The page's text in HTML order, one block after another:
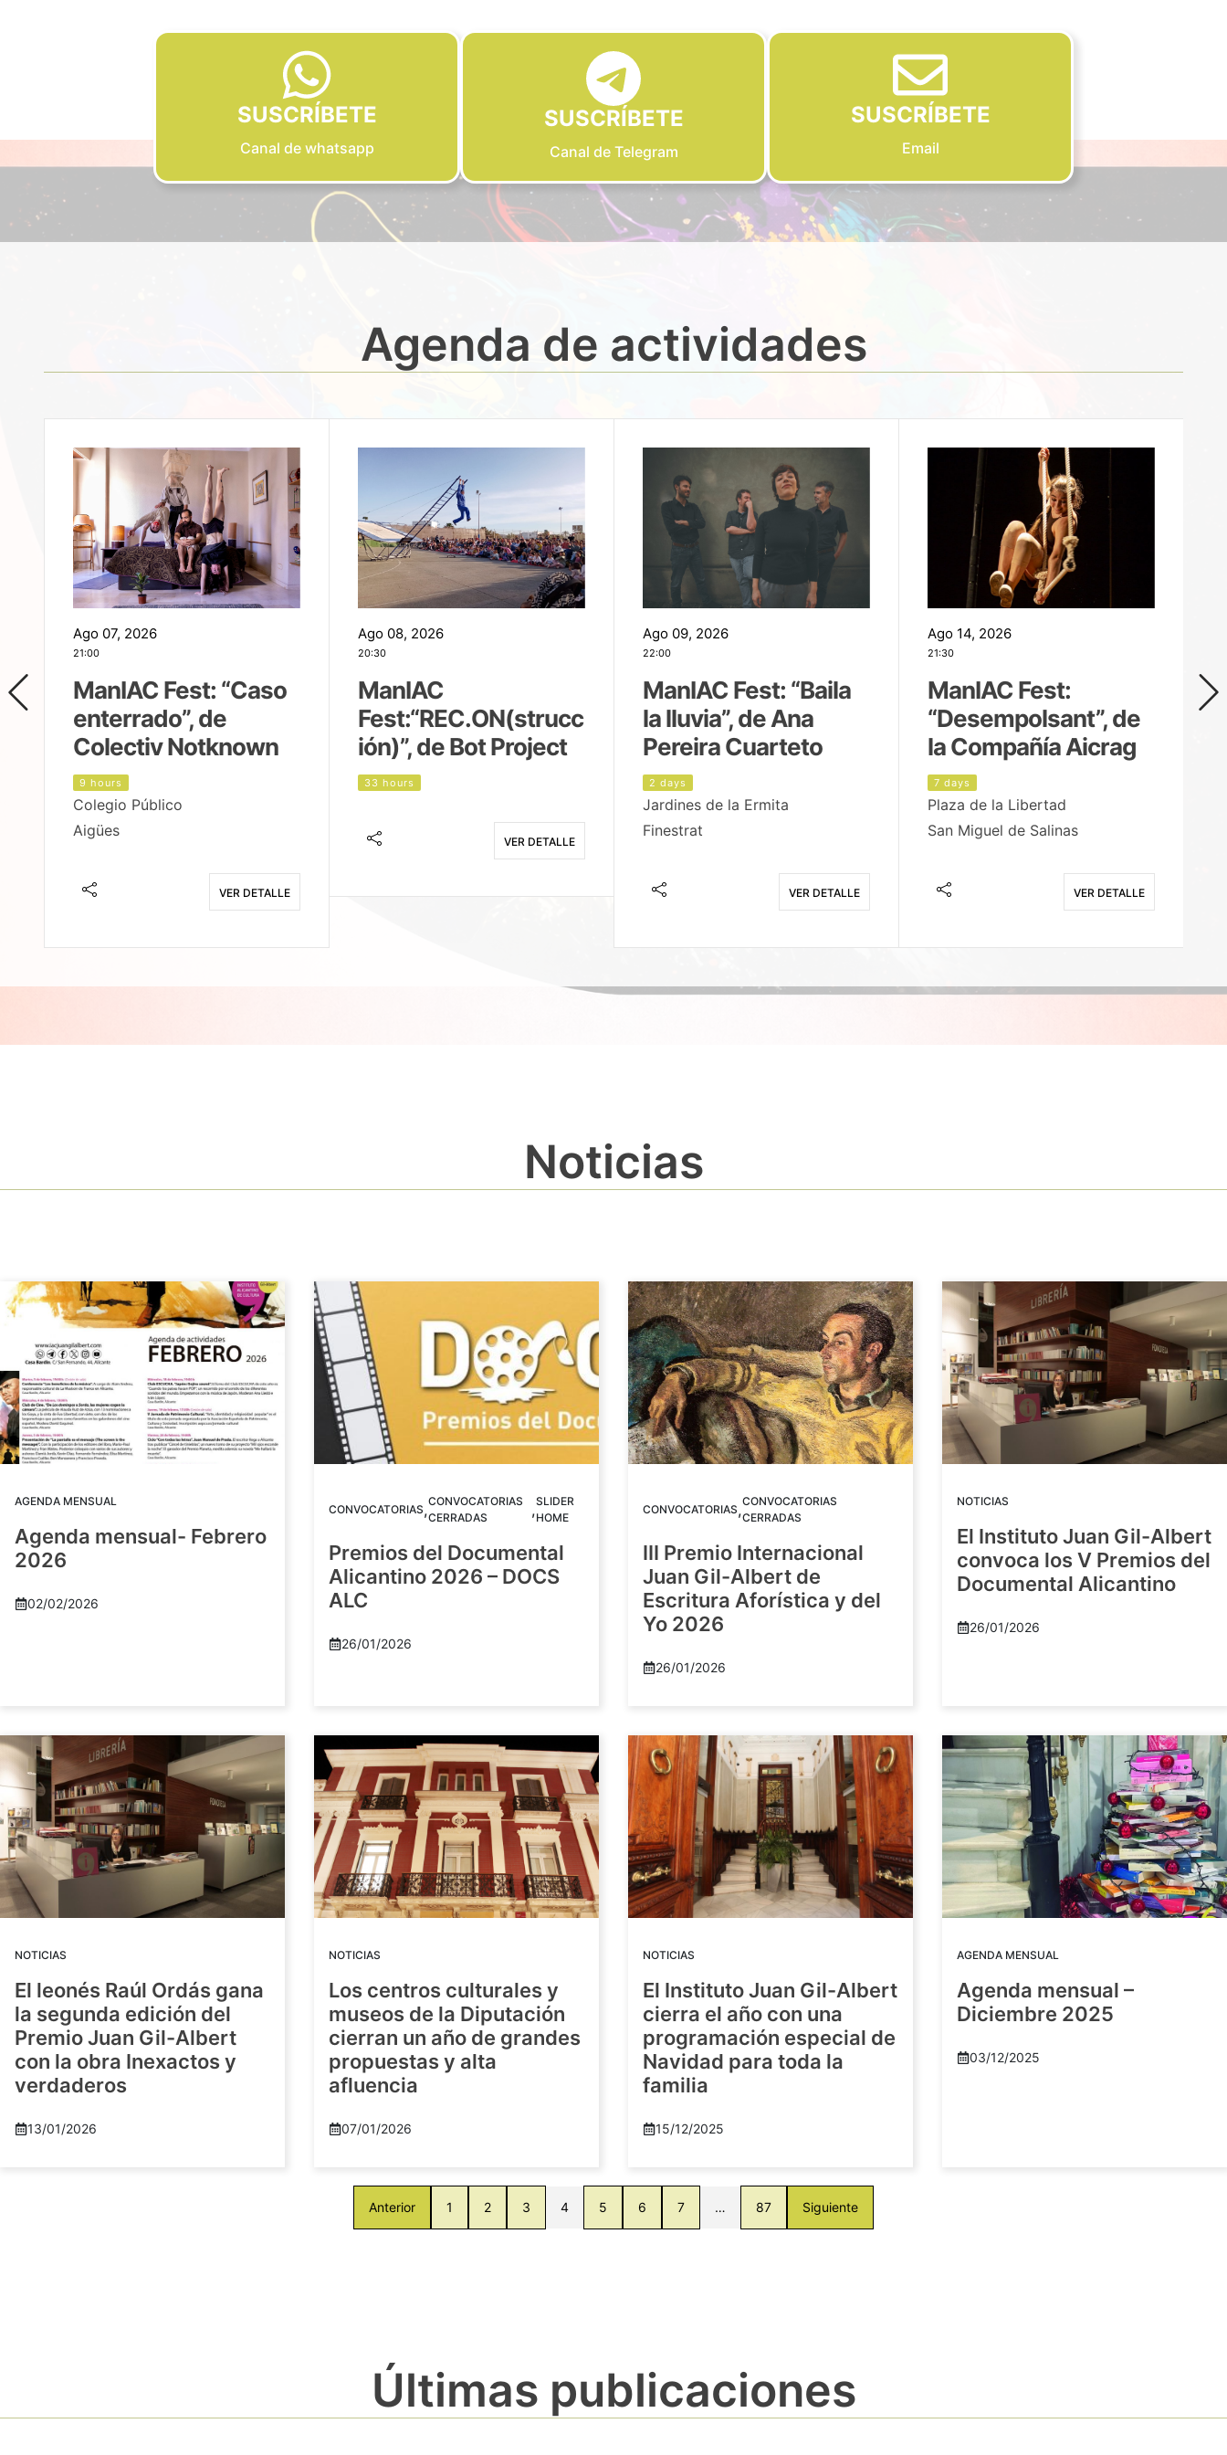
SUSCRÍBETE
Canal de whatsapp
SUSCRÍBETE
Canal de Telegram
SUSCRÍBETE
Email
Agenda de actividades
Ago 07, 2026
21:00
ManIAC Fest: “Caso
enterrado”, de
Colectiv Notknown
9 hours
Colegio Público
Aigües
VER DETALLE
Ago 08, 2026
20:30
ManIAC
Fest:“REC.ON(strucc
ión)”, de Bot Project
33 hours
VER DETALLE
Ago 09, 2026
22:00
ManIAC Fest: “Baila
la lluvia”, de Ana
Pereira Cuarteto
2 days
Jardines de la Ermita
Finestrat
VER DETALLE
Ago 14, 2026
21:30
ManIAC Fest:
“Desempolsant”, de
la Compañía Aicrag
7 days
Plaza de la Libertad
San Miguel de Salinas
VER DETALLE
Noticias
AGENDA MENSUAL
Agenda mensual- Febrero
2026
02/02/2026
CONVOCATORIAS,CONVOCATORIAS
CERRADAS
,SLIDER
HOME
Premios del Documental
Alicantino 2026 – DOCS
ALC
26/01/2026
CONVOCATORIAS,CONVOCATORIAS
CERRADAS
III Premio Internacional
Juan Gil-Albert de
Escritura Aforística y del
Yo 2026
26/01/2026
NOTICIAS
El Instituto Juan Gil-Albert
convoca los V Premios del
Documental Alicantino
26/01/2026
NOTICIAS
El leonés Raúl Ordás gana
la segunda edición del
Premio Juan Gil-Albert
con la obra Inexactos y
verdaderos
13/01/2026
NOTICIAS
Los centros culturales y
museos de la Diputación
cierran un año de grandes
propuestas y alta
afluencia
07/01/2026
NOTICIAS
El Instituto Juan Gil-Albert
cierra el año con una
programación especial de
Navidad para toda la
familia
15/12/2025
AGENDA MENSUAL
Agenda mensual –
Diciembre 2025
03/12/2025
Anterior 1 2 3 4 5 6 7 … 87 Siguiente
Últimas publicaciones